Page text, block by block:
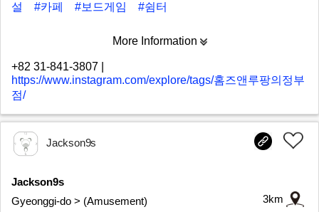
설
#카페 #보드게임 #쉼터
More Information
+82 31-841-3807
https://www.instagram.com/explore/tags/홈즈앤루팡의정부
점/
Jackson9s
Jackson9s
Gyeonggi-do > (Amusement)
3km